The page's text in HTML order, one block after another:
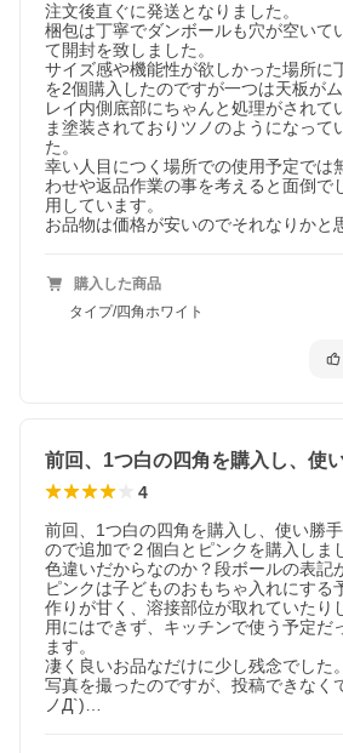
注文後直ぐに発送となりました。
梱包は丁寧でダンボールも穴が空いて
て開封を致しました。
サイズ感や機能性が欲しかった場所に
を2個購入したのですが一つは天板が
レイ内側底部にちゃんと処理がされて
ま塗装されておりツノのようになって
た。
幸い人目につく場所での使用予定では
わせや返品作業の事を考えると面倒で
用しています。
お品物は価格が安いのでそれなりかと
購入した商品
タイプ/四角ホワイト
前回、1つ白の四角を購入し、使
4
前回、1つ白の四角を購入し、使い勝
ので追加で２個白とピンクを購入しま
色違いだからなのか？段ボールの表記
ピンクは子どものおもちゃ入れにす
作りが甘く、溶接部位が取れていたり
用にはできず、キッチンで使う予定だ
ます。
凄く良いお品なだけに少し残念でした。
写真を撮ったのですが、投稿できなく